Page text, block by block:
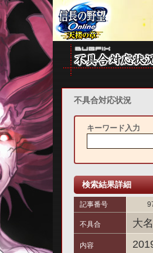
不具合対応状況
キーワード入力
検索結果詳細
記事番号
不具合 大
内容